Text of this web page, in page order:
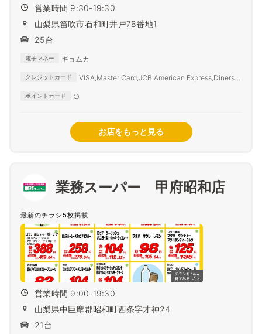
営業時間 9:30-19:30
山梨県笛吹市石和町井戸78番地1
25台
電子マネー ギョムカ
クレジットカード
VISA,Master Card,JCB,American Express,Diners
ポイントカード ○
お店をもっと見る
業務スーパー 甲府昭和店
最新のチラシ5枚掲載
営業時間 9:00-19:30
山梨県中巨摩郡昭和町西条字才神24
21台